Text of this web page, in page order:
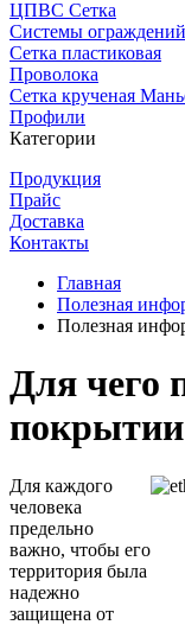
ЦПВС Сетка
Системы ограждений
Сетка пластиковая
Проволока
Сетка крученая
Профили
Категории
Продукция
Прайс
Доставка
Контакты
Главная
Полезная
Полезная
Для чего
Для каждого
человека
предельно
важно, чтобы его
территория была
надежно
защищена от